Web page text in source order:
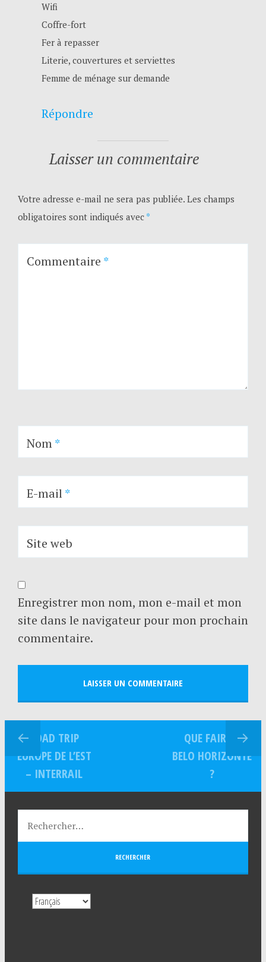
Wifi
Coffre-fort
Fer à repasser
Literie, couvertures et serviettes
Femme de ménage sur demande
Répondre
Laisser un commentaire
Votre adresse e-mail ne sera pas publiée. Les champs
obligatoires sont indiqués avec *
Commentaire *
Nom*
E-mail*
Site web
Enregistrer mon nom, mon e-mail et mon
site dans le navigateur pour mon prochain
commentaire.
ROAD TRIP
EUROPE DE L’EST
– INTERRAIL
QUE FAIRE À
BELO HORIZONTE
?